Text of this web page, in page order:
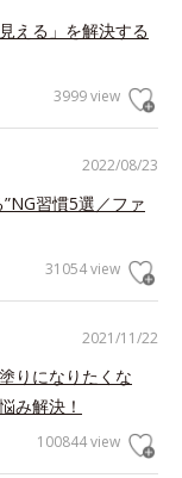
える」を解決する
3999 view
2022/08/23
習慣5選／ファ
31054 view
2021/11/22
りになりたくな
み解決！
100844 view